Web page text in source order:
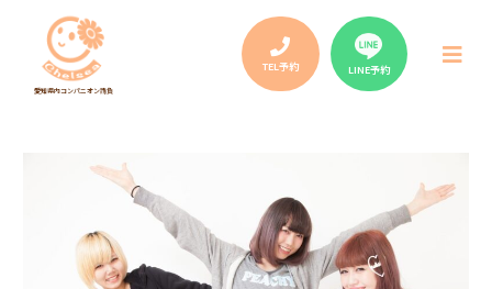
愛知県内コンパニオン請負
TEL予約 LINE予約
メ
ニ
navigation